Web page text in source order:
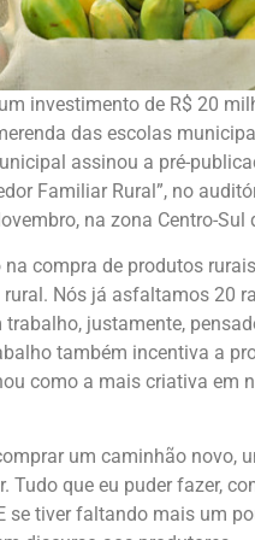
investimento de R$ 20
das escolas
assinou a pré-
Familiar Rural”, no
na zona Centro-Sul
compra de produtos
Nós já asfaltamos 20
justamente,
também incentiva a
como a mais criativa em
um caminhão novo,
que eu puder fazer,
se tiver faltando mais um